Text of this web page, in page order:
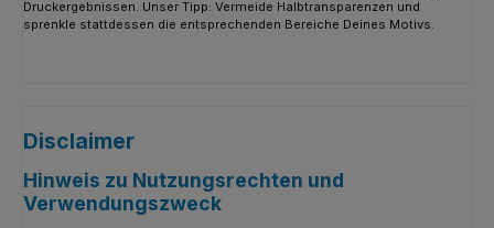
Druckergebnissen. Unser Tipp: Vermeide Halbtransparenzen und
sprenkle stattdessen die entsprechenden Bereiche Deines Motivs.
Disclaimer
Hinweis zu Nutzungsrechten und
Verwendungszweck